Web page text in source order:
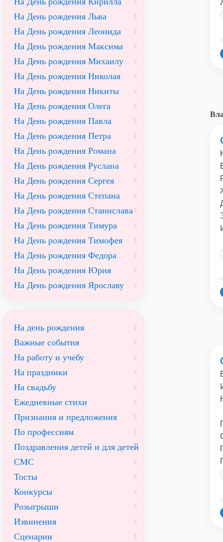
На День рождения Льва
На День рождения Леонида
На День рождения Максима
На День рождения Михаилу
На День рождения Николая
На День рождения Никиты
На День рождения Олега
На День рождения Павла
На День рождения Петра
На День рождения Романа
На День рождения Руслана
На День рождения Сергея
На День рождения Степана
На День рождения Станислава
На День рождения Тимура
На День рождения Тимофея
На День рождения Федора
На День рождения Юрия
На День рождения Ярославу
На день рождения
Важные события
На работу и учебу
На праздники
На свадьбу
Ежедневные стихи
Признания и предложения
По профессиям
Поздравления детей и для детей
СМС
Тосты
Конкурсы
Розыгрыши
Извинения
Сценарии